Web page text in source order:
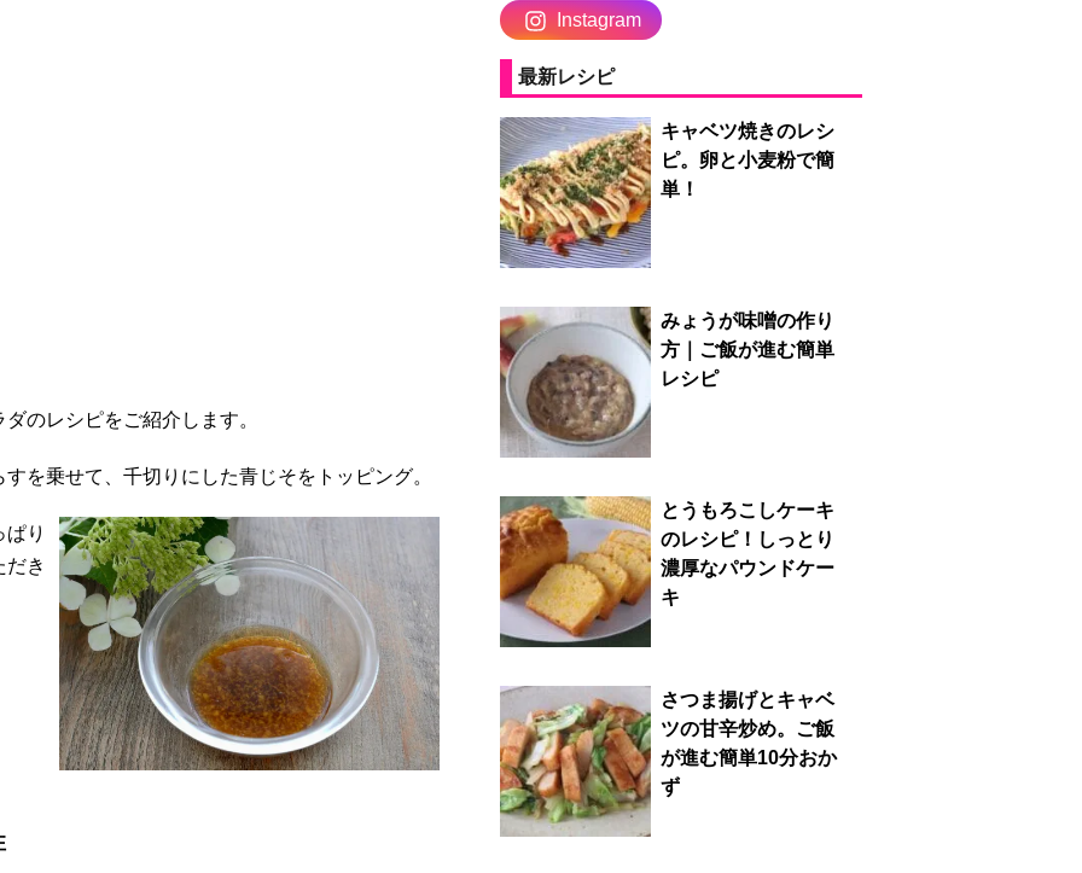
のレシピをご紹介します。
を乗せて、千切りにした青じそをトッピング。
り
だき
Instagram
最新レシピ
キャベツ焼きのレシ
ピ。卵と小麦粉で簡
単！
みょうが味噌の作り
方｜ご飯が進む簡単
レシピ
とうもろこしケーキ
のレシピ！しっとり
濃厚なパウンドケー
キ
さつま揚げとキャベ
ツの甘辛炒め。ご飯
が進む簡単10分おか
ず